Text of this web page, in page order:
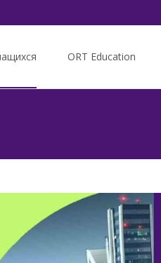
ORT Education